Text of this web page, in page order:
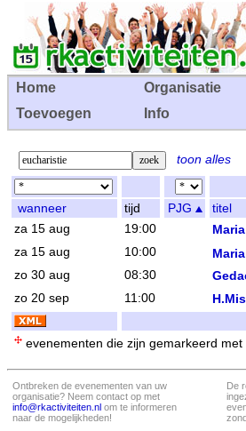
Home Organisatie
Toevoegen
Info
toon alles
wanneer tijd PJG
titel
za 15 aug
19:00
za 15 aug 10:00
zo 30 aug 08:30
zo 20 sep 11:00
evenementen die zijn gemarkeerd
Ontbreken de evenementen van uw
organisatie? Neem contact op met
info@rkactiviteiten.nl om te informeren
naar de mogelijkheden!
De